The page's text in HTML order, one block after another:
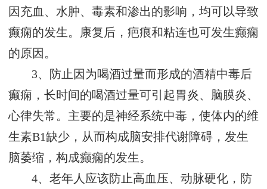
因充血、水肿、毒素和渗出的影响，均可以导致
癫痫的发生。康复后，疤痕和粘连也可发生癫痫
的原因。
3、防止因为喝酒过量而形成的酒精中毒后
癫痫，长时间的喝酒过量可引起胃炎、脑膜炎、
心律失常。主要的是神经系统中毒，使体内的维
生素B1缺少，从而构成脑安排代谢障碍，发生
脑萎缩，构成癫痫的发生。
4、老年人应该防止高血压、动脉硬化，防